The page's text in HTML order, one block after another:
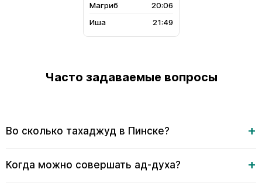
20:06
21:49
Часто задаваемые вопросы
Во сколько тахаджуд в Пинске?
Когда можно совершать ад-духа?